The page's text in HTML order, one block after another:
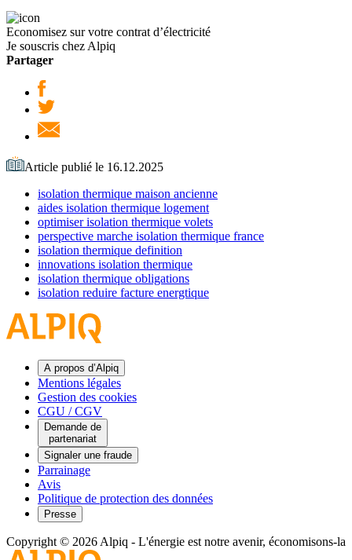
Economisez sur votre contrat d’électricité
Je souscris chez Alpiq
Partager
Article publié le 16.12.2025
isolation thermique maison ancienne
aides isolation thermique logement
optimiser isolation thermique volets
perspective marche isolation thermique france
isolation thermique definition
innovations isolation thermique
isolation thermique obligations
isolation reduire facture energtique
A propos d’Alpiq
Mentions légales
Gestion des cookies
CGU / CGV
Demande de
partenariat
Signaler une fraude
Parrainage
Avis
Politique de protection des données
Presse
Copyright © 2026 Alpiq - L'énergie est notre avenir, économisons-la